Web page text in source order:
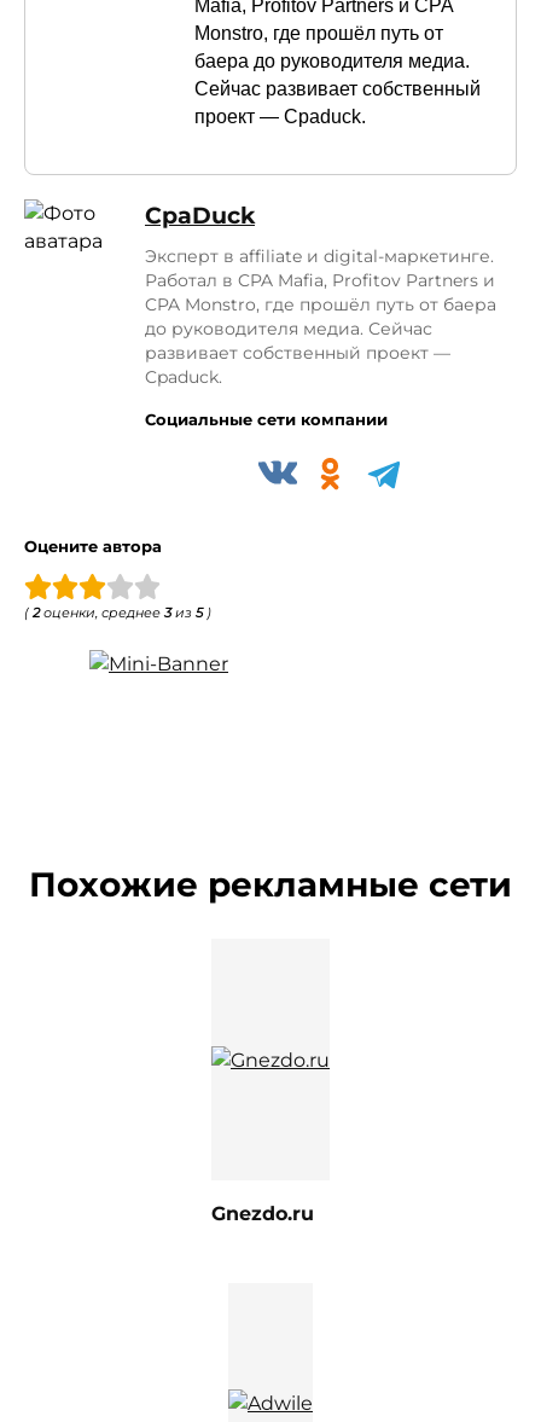
Mafia, Profitov Partners и CPA
Monstro, где прошёл путь от
баера до руководителя медиа.
Сейчас развивает собственный
проект — Cpaduck.
СpaDuck
Эксперт в affiliate и digital-маркетинге.
Работал в CPA Mafia, Profitov Partners и
CPA Monstro, где прошёл путь от баера
до руководителя медиа. Сейчас
развивает собственный проект —
Cpaduck.
Социальные сети компании
Оцените автора
(2оценки, среднее3из 5)
Похожие рекламные сети
Gnezdo.ru